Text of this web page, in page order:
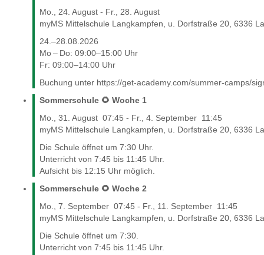
Mo., 24. August - Fr., 28. August
myMS Mittelschule Langkampfen, u. Dorfstraße 20, 6336
24.–28.08.2026
Mo – Do: 09:00–15:00 Uhr
Fr: 09:00–14:00 Uhr
Buchung unter https://get-academy.com/summer-camps/
Sommerschule 🌻 Woche 1
Mo., 31. August 07:45 - Fr., 4. September 11:45
myMS Mittelschule Langkampfen, u. Dorfstraße 20, 6336
Die Schule öffnet um 7:30 Uhr.
Unterricht von 7:45 bis 11:45 Uhr.
Aufsicht bis 12:15 Uhr möglich.
Sommerschule 🌻 Woche 2
Mo., 7. September 07:45 - Fr., 11. September 11:45
myMS Mittelschule Langkampfen, u. Dorfstraße 20, 6336
Die Schule öffnet um 7:30.
Unterricht von 7:45 bis 11:45 Uhr.